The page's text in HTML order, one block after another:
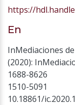
https://
En
InMediaciones
(2020):
1688-8626
1510-5091
10.18861/